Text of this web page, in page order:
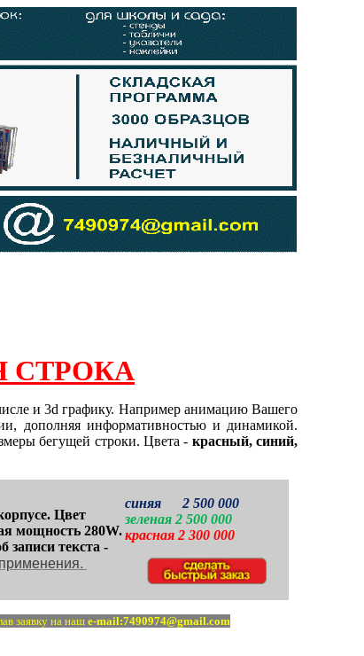
СТРОКА
и 3d графику. Например анимацию Вашего
дополняя информативностью и динамикой.
бегущей строки. Цвета - красный, синий,
Цвет
мощность 280W.
записи текста -
синяя 2 500 000
зеленая 2 500 000
красная 2 300 000
заявку на наш e-mail:7490974@gmail.com